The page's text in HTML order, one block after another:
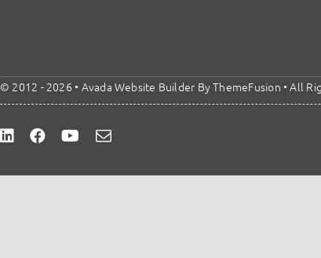
© 2012 - 2026 • Avada Website Builder ByThemeFusion • All